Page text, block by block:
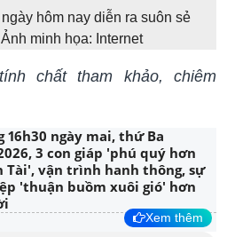
hôm nay diễn ra suôn sẻ
minh họa: Internet
chất tham khảo, chiêm
16h30 ngày mai, thứ Ba
3 con giáp 'phú quý hơn
Tài', vận trình hanh thông, sự
'thuận buồm xuôi gió' hơn
Xem thêm